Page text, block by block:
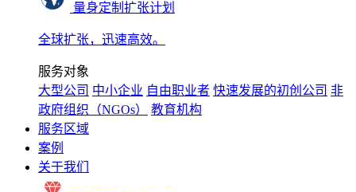
量身定制扩张计划
全球扩张，迅速高效。
服务对象
大型公司 中小企业 自由职业者 快速发展的初创公司 非
政府组织（NGOs）
教育机构
服务区域
案例
关于我们